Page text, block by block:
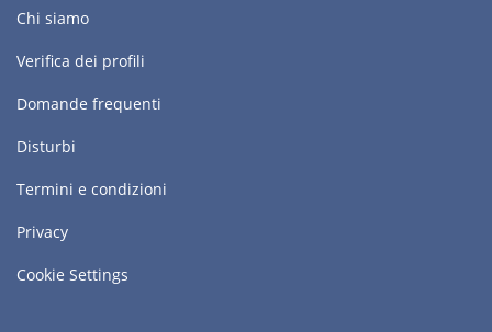
Chi siamo
Verifica dei profili
Domande frequenti
Disturbi
Termini e condizioni
Privacy
Cookie Settings